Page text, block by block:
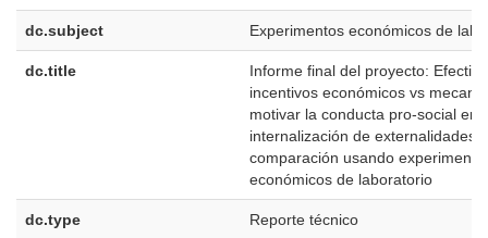
dc.subject Experimentos económicos de
dc.title
Informe final del proyecto:
incentivos económicos vs
motivar la conducta pro-social en
internalización de externalidades.
comparación usando
económicos de laboratorio
dc.type Reporte técnico